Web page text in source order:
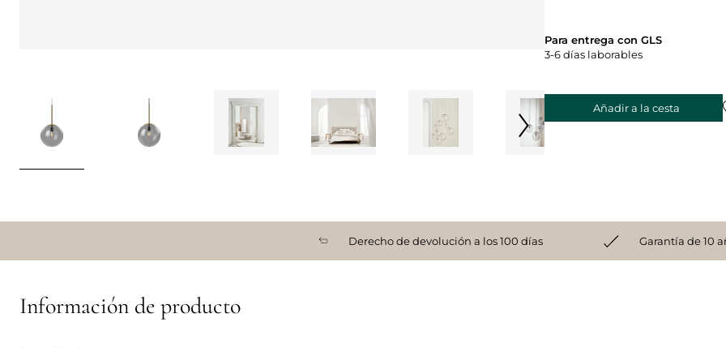
Para entrega con GLS
3-6 días laborables
Añadir a la cesta
Derecho de devolución a los 100 días Garantía de 10
Información de producto